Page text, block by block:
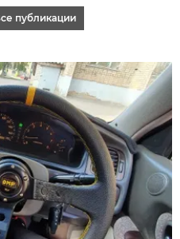
публикации